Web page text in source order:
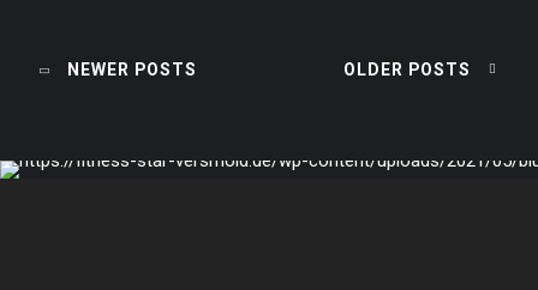
NEWER POSTS OLDER POSTS